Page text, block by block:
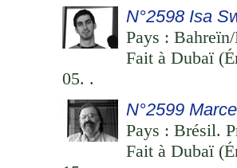
N°2598 Isa
Pays :
Fait à Dubaï
05. .
N°2599
Pays : Brésil.
Fait à Dubaï